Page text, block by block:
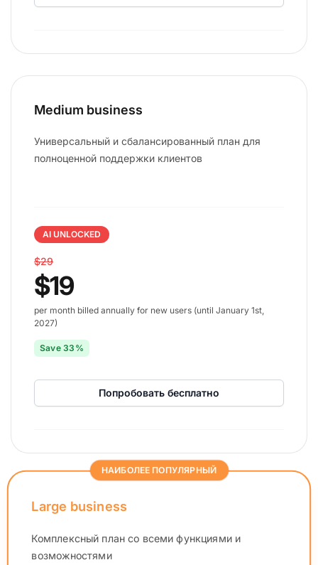
Medium business
Универсальный и сбалансированный план для
полноценной поддержки клиентов
AI UNLOCKED
$29
$19
per month billed annually for new users (until January 1st,
2027)
Save 33%
Попробовать бесплатно
НАИБОЛЕЕ ПОПУЛЯРНЫЙ
Large business
Комплексный план со всеми функциями и
возможностями